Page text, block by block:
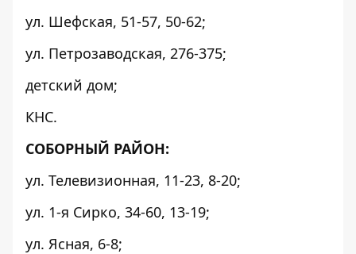
ул. Шефская, 51-57, 50-62;
ул. Петрозаводская, 276-375;
детский дом;
КНС.
СОБОРНЫЙ РАЙОН:
ул. Телевизионная, 11-23, 8-20;
ул. 1-я Сирко, 34-60, 13-19;
ул. Ясная, 6-8;